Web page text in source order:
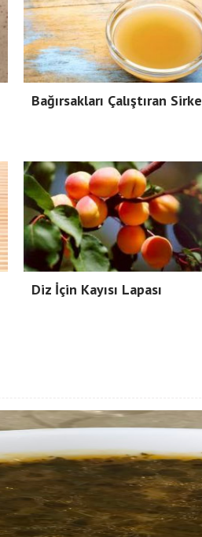
Bağırsakları Çalıştıran Sirke
Diz İçin Kayısı Lapası